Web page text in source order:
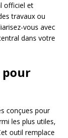
officiel et
travaux ou
vous avec
dans votre
pour
conçues pour
les plus utiles,
outil remplace